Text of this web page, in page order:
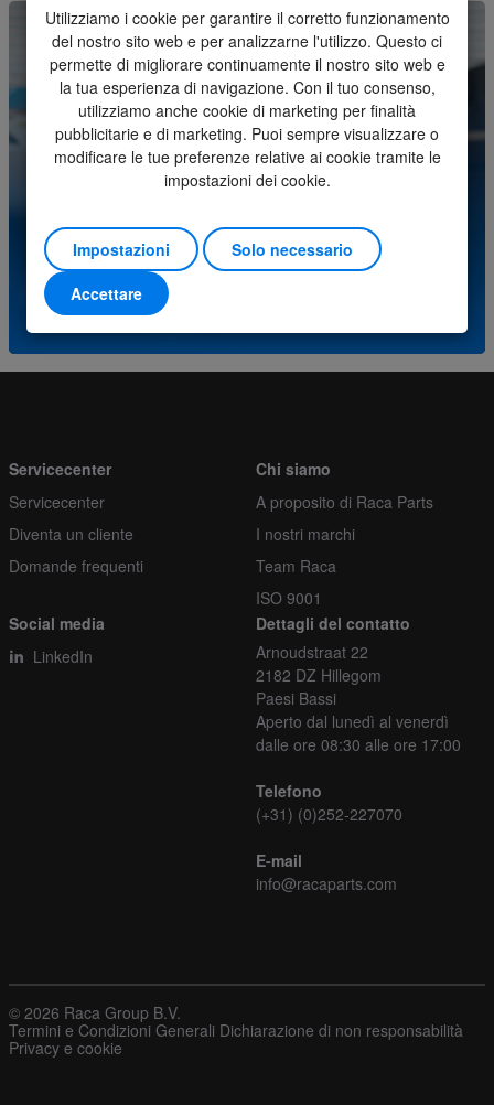
Genere
Set
Unità
Pezzo
Quantità minima d'ordine
1
Ordina più
Avete domande su questo prodotto? Si prega di
(+31) (0)252-227070
o invia una e-mail a
Utilizziamo i cookie per garantire il corretto funzionamento
del nostro sito web e per analizzarne l'utilizzo. Questo ci
permette di migliorare continuamente il nostro sito web e
la tua esperienza di navigazione. Con il tuo consenso,
utilizziamo anche cookie di marketing per finalità
pubblicitarie e di marketing. Puoi sempre visualizzare o
modificare le tue preferenze relative ai cookie tramite le
impostazioni dei cookie.
Impostazioni
Solo necessario
Accettare
Servicecenter
Servicecenter
Diventa un cliente
Domande frequenti
Chi siamo
A proposito di Raca Parts
I nostri marchi
Team Raca
ISO 9001
Social media
LinkedIn
Dettagli del contatto
Arnoudstraat 22
2182 DZ Hillegom
Paesi Bassi
Aperto dal lunedì al venerdì
dalle ore 08:30 alle ore 17:00
Telefono
(+31) (0)252-227070
E-mail
info@racaparts.com
© 2026 Raca Group B.V.
Termini e Condizioni Generali Dichiarazione di non responsabilità
Privacy e cookie